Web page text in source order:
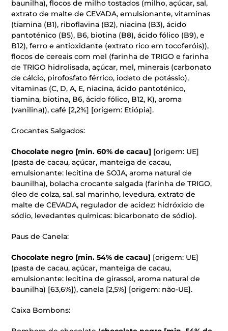
baunilha), flocos de milho tostados (milho, açúcar, sal,
extrato de malte de CEVADA, emulsionante, vitaminas
(tiamina (B1), riboflavina (B2), niacina (B3), ácido
pantoténico (B5), B6, biotina (B8), ácido fólico (B9), e
B12), ferro e antioxidante (extrato rico em tocoferóis)),
flocos de cereais com mel (farinha de TRIGO e farinha
de TRIGO hidrolisada, açúcar, mel, minerais (carbonato
de cálcio, pirofosfato férrico, iodeto de potássio),
vitaminas (C, D, A, E, niacina, ácido pantoténico,
tiamina, biotina, B6, ácido fólico, B12, K), aroma
(vanilina)), café [2,2%] [origem: Etiópia].
Crocantes Salgados:
Chocolate negro [min. 60% de cacau] [origem: UE]
(pasta de cacau, açúcar, manteiga de cacau,
emulsionante: lecitina de SOJA, aroma natural de
baunilha), bolacha crocante salgada (farinha de TRIGO,
óleo de colza, sal, sal marinho, levedura, extrato de
malte de CEVADA, regulador de acidez: hidróxido de
sódio, levedantes químicas: bicarbonato de sódio).
Paus de Canela:
Chocolate negro [min. 54% de cacau] [origem: UE]
(pasta de cacau, açúcar, manteiga de cacau,
emulsionante: lecitina de girassol, aroma natural de
baunilha) [63,6%]), canela [2,5%] [origem: não-UE].
Caixa Bombons: